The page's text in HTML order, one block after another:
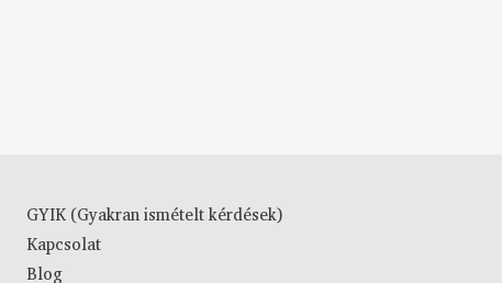
GYIK (Gyakran ismételt kérdések)
Kapcsolat
Blog